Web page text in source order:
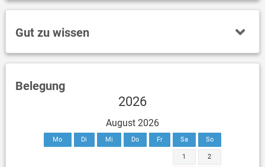
Gut zu wissen
Belegung
2026
August 2026
Mo Di Mi Do Fr Sa So
1 2